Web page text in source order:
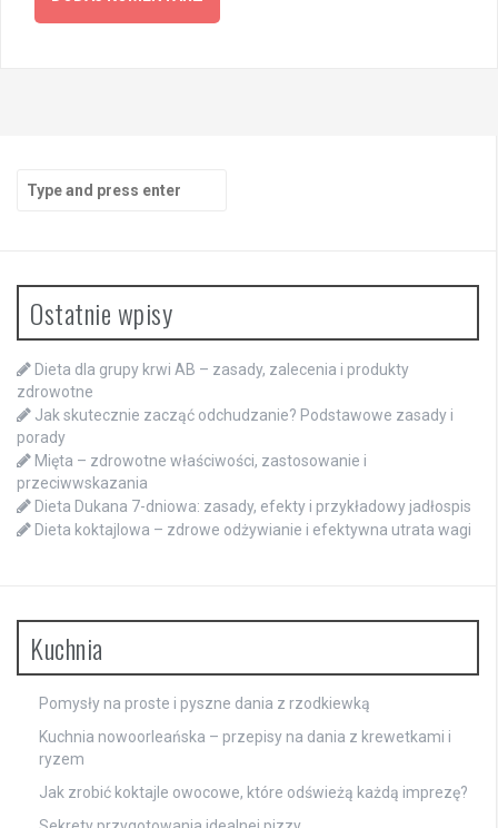
for:
Ostatnie wpisy
Dieta dla grupy krwi AB – zasady, zalecenia i produkty
zdrowotne
Jak skutecznie zacząć odchudzanie? Podstawowe zasady i
porady
Mięta – zdrowotne właściwości, zastosowanie i
przeciwwskazania
Dieta Dukana 7-dniowa: zasady, efekty i przykładowy jadłospis
Dieta koktajlowa – zdrowe odżywianie i efektywna utrata wagi
Kuchnia
Pomysły na proste i pyszne dania z rzodkiewką
Kuchnia nowoorleańska – przepisy na dania z krewetkami i
ryzem
Jak zrobić koktajle owocowe, które odświeżą każdą imprezę?